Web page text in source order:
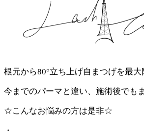
根元から80°立ち上げ自まつげを最
今までのパーマと違い、施術後でも
☆こんなお悩みの方は是非☆
・